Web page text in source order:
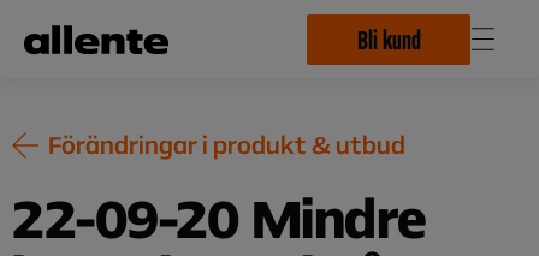
Bli kund
Förändringar i produkt & utbud
22-09-20 Mindre